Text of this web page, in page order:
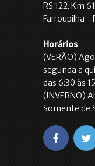
RS 122. Km
Farroupilha -
Horários
(VERÃO)
segunda a
das 6:30 às
(INVERNO)
Somente de